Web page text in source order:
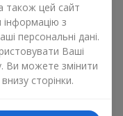
будь-кому. Їх
,дружині, сестрі,
можна орхідеї
також цей сайт
інформацію з
персональні дані.
Ваші
Ви можете змінити
сторінки.